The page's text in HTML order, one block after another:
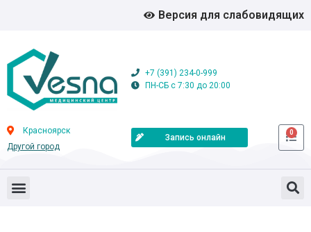
Версия для слабовидящих
+7 (391) 234-0-999
ПН-СБ с 7:30 до 20:00
Красноярск
Другой город
Запись онлайн
0